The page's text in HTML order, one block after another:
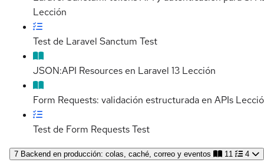
Lección
Test de Laravel Sanctum Test
JSON:API Resources en Laravel 13 Lección
Form Requests: validación estructurada en APIs
Test de Form RequestsTest
7 Backend en producción: colas, caché, correo y eventos 11 4